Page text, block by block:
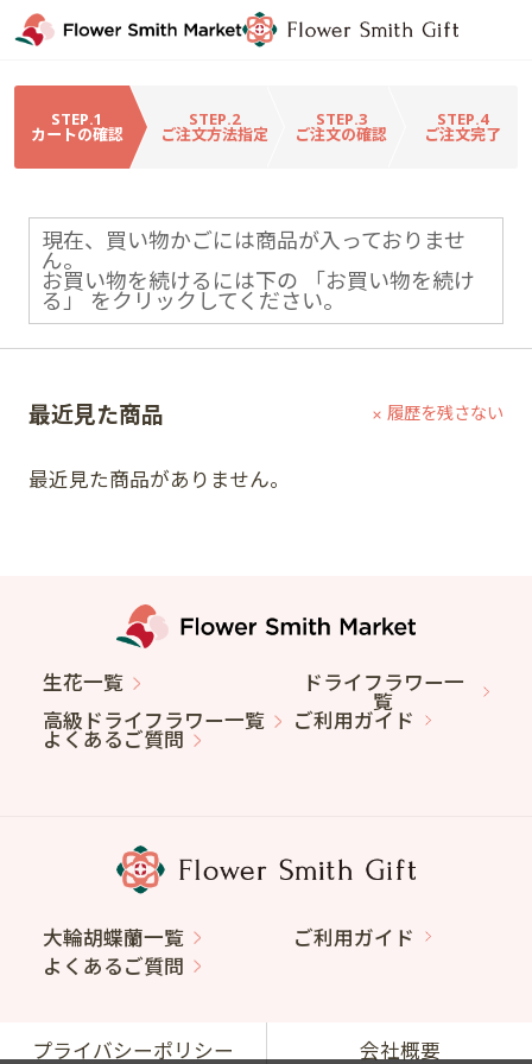
STEP.1
カートの確認
STEP.2
ご注文方法指定
STEP.3
ご注文の確認
STEP.4
ご注文完了
現在、買い物かごには商品が入っておりませ
ん。
お買い物を続けるには下の 「お買い物を続け
る」 をクリックしてください。
最近見た商品
最近見た商品がありません。
履歴を残さない
生花一覧 ドライフラワー一
覧
高級ドライフラワー一覧 ご利用ガイド
よくあるご質問
大輪胡蝶蘭一覧
ご利用ガイド
よくあるご質問
プライバシーポリシー 会社概要